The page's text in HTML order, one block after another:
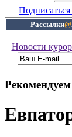
Рассылки@
Новости
Рекомендуем